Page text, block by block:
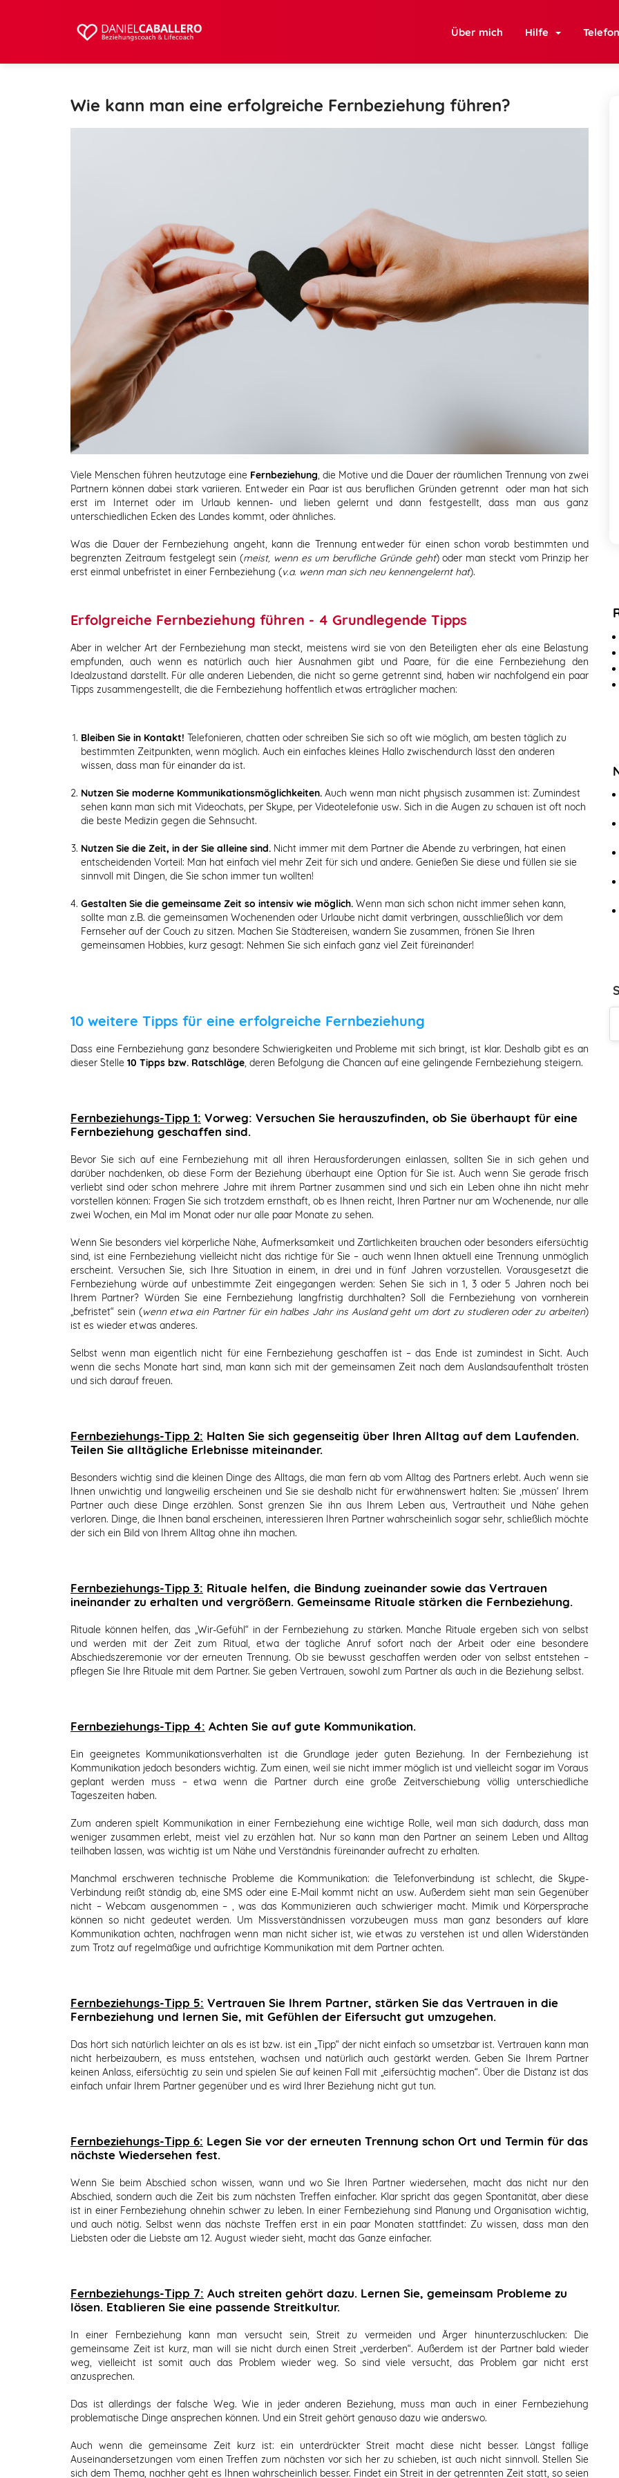
Über mich Hilfe
Wie kann man eine erfolgreiche Fernbeziehung führen?
Viele Menschen führen heutzutage eine Fernbeziehung, die Motive und die Dauer der räumlichen Trennung von zwei
Partnern können dabei stark variieren. Entweder ein Paar ist aus beruflichen Gründen getrennt oder man hat sich
erst im Internet oder im Urlaub kennen- und lieben gelernt und dann festgestellt, dass man aus ganz
unterschiedlichen Ecken des Landes kommt, oder ähnliches.
Was die Dauer der Fernbeziehung angeht, kann die Trennung entweder für einen schon vorab bestimmten und
begrenzten Zeitraum festgelegt sein (meist, wenn es um berufliche Gründe geht) oder man steckt vom Prinzip her
erst einmal unbefristet in einer Fernbeziehung (v.a. wenn man sich neu kennengelernt hat).
Erfolgreiche Fernbeziehung führen - 4 Grundlegende Tipps
Aber in welcher Art der Fernbeziehung man steckt, meistens wird sie von den Beteiligten eher als eine Belastung
empfunden, auch wenn es natürlich auch hier Ausnahmen gibt und Paare, für die eine Fernbeziehung den
Idealzustand darstellt. Für alle anderen Liebenden, die nicht so gerne getrennt sind, haben wir nachfolgend ein paar
Tipps zusammengestellt, die die Fernbeziehung hoffentlich etwas erträglicher machen:
Bleiben Sie in Kontakt! Telefonieren, chatten oder schreiben Sie sich so oft wie möglich, am besten täglich zu
bestimmten Zeitpunkten, wenn möglich. Auch ein einfaches kleines Hallo zwischendurch lässt den anderen
wissen, dass man für einander da ist.
Nutzen Sie moderne Kommunikationsmöglichkeiten. Auch wenn man nicht physisch zusammen ist: Zumindest
sehen kann man sich mit Videochats, per Skype, per Videotelefonie usw. Sich in die Augen zu schauen ist oft noch
die beste Medizin gegen die Sehnsucht.
Nutzen Sie die Zeit, in der Sie alleine sind. Nicht immer mit dem Partner die Abende zu verbringen, hat einen
entscheidenden Vorteil: Man hat einfach viel mehr Zeit für sich und andere. Genießen Sie diese und füllen sie sie
sinnvoll mit Dingen, die Sie schon immer tun wollten!
Gestalten Sie die gemeinsame Zeit so intensiv wie möglich. Wenn man sich schon nicht immer sehen kann,
sollte man z.B. die gemeinsamen Wochenenden oder Urlaube nicht damit verbringen, ausschließlich vor dem
Fernseher auf der Couch zu sitzen. Machen Sie Städtereisen, wandern Sie zusammen, frönen Sie Ihren
gemeinsamen Hobbies, kurz gesagt: Nehmen Sie sich einfach ganz viel Zeit füreinander!
10 weitere Tipps für eine erfolgreiche Fernbeziehung
Dass eine Fernbeziehung ganz besondere Schwierigkeiten und Probleme mit sich bringt, ist klar. Deshalb gibt es an
dieser Stelle 10 Tipps bzw. Ratschläge, deren Befolgung die Chancen auf eine gelingende Fernbeziehung steigern.
Fernbeziehungs-Tipp 1: Vorweg: Versuchen Sie herauszufinden, ob Sie überhaupt für eine
Fernbeziehung geschaffen sind.
Bevor Sie sich auf eine Fernbeziehung mit all ihren Herausforderungen einlassen, sollten Sie in sich gehen und
darüber nachdenken, ob diese Form der Beziehung überhaupt eine Option für Sie ist. Auch wenn Sie gerade frisch
verliebt sind oder schon mehrere Jahre mit ihrem Partner zusammen sind und sich ein Leben ohne ihn nicht mehr
vorstellen können: Fragen Sie sich trotzdem ernsthaft, ob es Ihnen reicht, Ihren Partner nur am Wochenende, nur alle
zwei Wochen, ein Mal im Monat oder nur alle paar Monate zu sehen.
Wenn Sie besonders viel körperliche Nähe, Aufmerksamkeit und Zärtlichkeiten brauchen oder besonders eifersüchtig
sind, ist eine Fernbeziehung vielleicht nicht das richtige für Sie – auch wenn Ihnen aktuell eine Trennung unmöglich
erscheint. Versuchen Sie, sich Ihre Situation in einem, in drei und in fünf Jahren vorzustellen. Vorausgesetzt die
Fernbeziehung würde auf unbestimmte Zeit eingegangen werden: Sehen Sie sich in 1, 3 oder 5 Jahren noch bei
Ihrem Partner? Würden Sie eine Fernbeziehung langfristig durchhalten? Soll die Fernbeziehung von vornherein
„befristet“ sein (wenn etwa ein Partner für ein halbes Jahr ins Ausland geht um dort zu studieren oder zu arbeiten)
ist es wieder etwas anderes.
Selbst wenn man eigentlich nicht für eine Fernbeziehung geschaffen ist – das Ende ist zumindest in Sicht. Auch
wenn die sechs Monate hart sind, man kann sich mit der gemeinsamen Zeit nach dem Auslandsaufenthalt trösten
und sich darauf freuen.
Fernbeziehungs-Tipp 2: Halten Sie sich gegenseitig über Ihren Alltag auf dem Laufenden.
Teilen Sie alltägliche Erlebnisse miteinander.
Besonders wichtig sind die kleinen Dinge des Alltags, die man fern ab vom Alltag des Partners erlebt. Auch wenn sie
Ihnen unwichtig und langweilig erscheinen und Sie sie deshalb nicht für erwähnenswert halten: Sie ‚müssen‘ Ihrem
Partner auch diese Dinge erzählen. Sonst grenzen Sie ihn aus Ihrem Leben aus, Vertrautheit und Nähe gehen
verloren. Dinge, die Ihnen banal erscheinen, interessieren Ihren Partner wahrscheinlich sogar sehr, schließlich möchte
der sich ein Bild von Ihrem Alltag ohne ihn machen.
Fernbeziehungs-Tipp 3: Rituale helfen, die Bindung zueinander sowie das Vertrauen
ineinander zu erhalten und vergrößern. Gemeinsame Rituale stärken die Fernbeziehung.
Rituale können helfen, das „Wir-Gefühl“ in der Fernbeziehung zu stärken. Manche Rituale ergeben sich von selbst
und werden mit der Zeit zum Ritual, etwa der tägliche Anruf sofort nach der Arbeit oder eine besondere
Abschiedszeremonie vor der erneuten Trennung. Ob sie bewusst geschaffen werden oder von selbst entstehen –
pflegen Sie Ihre Rituale mit dem Partner. Sie geben Vertrauen, sowohl zum Partner als auch in die Beziehung selbst.
Fernbeziehungs-Tipp 4: Achten Sie auf gute Kommunikation.
Ein geeignetes Kommunikationsverhalten ist die Grundlage jeder guten Beziehung. In der Fernbeziehung ist
Kommunikation jedoch besonders wichtig. Zum einen, weil sie nicht immer möglich ist und vielleicht sogar im Voraus
geplant werden muss – etwa wenn die Partner durch eine große Zeitverschiebung völlig unterschiedliche
Tageszeiten haben.
Zum anderen spielt Kommunikation in einer Fernbeziehung eine wichtige Rolle, weil man sich dadurch, dass man
weniger zusammen erlebt, meist viel zu erzählen hat. Nur so kann man den Partner an seinem Leben und Alltag
teilhaben lassen, was wichtig ist um Nähe und Verständnis füreinander aufrecht zu erhalten.
Manchmal erschweren technische Probleme die Kommunikation: die Telefonverbindung ist schlecht, die Skype-
Verbindung reißt ständig ab, eine SMS oder eine E-Mail kommt nicht an usw. Außerdem sieht man sein Gegenüber
nicht – Webcam ausgenommen – , was das Kommunizieren auch schwieriger macht. Mimik und Körpersprache
können so nicht gedeutet werden. Um Missverständnissen vorzubeugen muss man ganz besonders auf klare
Kommunikation achten, nachfragen wenn man nicht sicher ist, wie etwas zu verstehen ist und allen Widerständen
zum Trotz auf regelmäßige und aufrichtige Kommunikation mit dem Partner achten.
Fernbeziehungs-Tipp 5: Vertrauen Sie Ihrem Partner, stärken Sie das Vertrauen in die
Fernbeziehung und lernen Sie, mit Gefühlen der Eifersucht gut umzugehen.
Das hört sich natürlich leichter an als es ist bzw. ist ein „Tipp“ der nicht einfach so umsetzbar ist. Vertrauen kann man
nicht herbeizaubern, es muss entstehen, wachsen und natürlich auch gestärkt werden. Geben Sie Ihrem Partner
keinen Anlass, eifersüchtig zu sein und spielen Sie auf keinen Fall mit „eifersüchtig machen“. Über die Distanz ist das
einfach unfair Ihrem Partner gegenüber und es wird Ihrer Beziehung nicht gut tun.
Fernbeziehungs-Tipp 6: Legen Sie vor der erneuten Trennung schon Ort und Termin für das
nächste Wiedersehen fest.
Wenn Sie beim Abschied schon wissen, wann und wo Sie Ihren Partner wiedersehen, macht das nicht nur den
Abschied, sondern auch die Zeit bis zum nächsten Treffen einfacher. Klar spricht das gegen Spontanität, aber diese
ist in einer Fernbeziehung ohnehin schwer zu leben. In einer Fernbeziehung sind Planung und Organisation wichtig,
und auch nötig. Selbst wenn das nächste Treffen erst in ein paar Monaten stattfindet: Zu wissen, dass man den
Liebsten oder die Liebste am 12. August wieder sieht, macht das Ganze einfacher.
Fernbeziehungs-Tipp 7: Auch streiten gehört dazu. Lernen Sie, gemeinsam Probleme zu
lösen. Etablieren Sie eine passende Streitkultur.
In einer Fernbeziehung kann man versucht sein, Streit zu vermeiden und Ärger hinunterzuschlucken: Die
gemeinsame Zeit ist kurz, man will sie nicht durch einen Streit „verderben“. Außerdem ist der Partner bald wieder
weg, vielleicht ist somit auch das Problem wieder weg. So sind viele versucht, das Problem gar nicht erst
anzusprechen.
Das ist allerdings der falsche Weg. Wie in jeder anderen Beziehung, muss man auch in einer Fernbeziehung
problematische Dinge ansprechen können. Und ein Streit gehört genauso dazu wie anderswo.
Auch wenn die gemeinsame Zeit kurz ist: ein unterdrückter Streit macht diese nicht besser. Längst fällige
Auseinandersetzungen vom einen Treffen zum nächsten vor sich her zu schieben, ist auch nicht sinnvoll. Stellen Sie
sich dem Thema, nachher geht es Ihnen wahrscheinlich besser. Findet ein Streit in der getrennten Zeit statt, so seien